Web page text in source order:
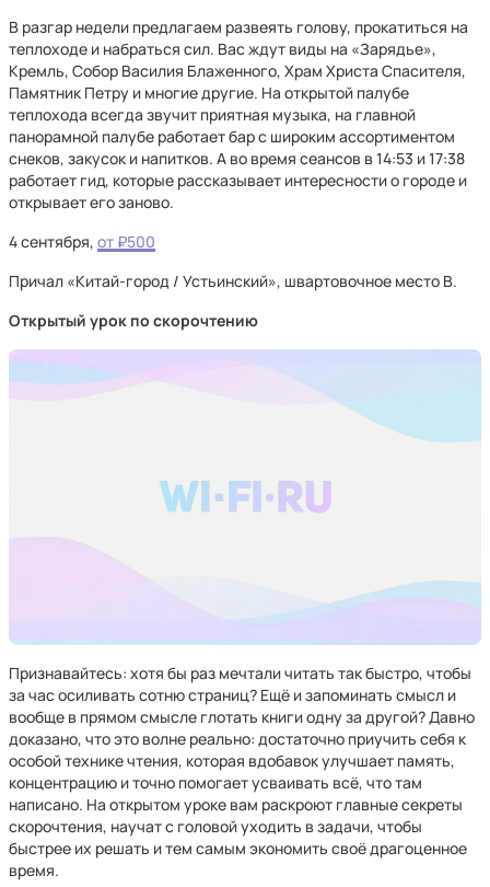
В разгар недели предлагаем развеять голову, прокатиться на
теплоходе и набраться сил. Вас ждут виды на «Зарядье»,
Кремль, Собор Василия Блаженного, Храм Христа Спасителя,
Памятник Петру и многие другие. На открытой палубе
теплохода всегда звучит приятная музыка, на главной
панорамной палубе работает бар с широким ассортиментом
снеков, закусок и напитков. А во время сеансов в 14:53 и 17:38
работает гид, которые рассказывает интересности о городе и
открывает его заново.
4 сентября, от ₽500
Причал «Китай-город / Устьинский», швартовочное место В.
Открытый урок по скорочтению
Признавайтесь: хотя бы раз мечтали читать так быстро, чтобы
за час осиливать сотню страниц? Ещё и запоминать смысл и
вообще в прямом смысле глотать книги одну за другой? Давно
доказано, что это волне реально: достаточно приучить себя к
особой технике чтения, которая вдобавок улучшает память,
концентрацию и точно помогает усваивать всё, что там
написано. На открытом уроке вам раскроют главные секреты
скорочтения, научат с головой уходить в задачи, чтобы
быстрее их решать и тем самым экономить своё драгоценное
время.